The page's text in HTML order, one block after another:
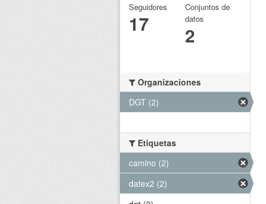
Seguidores
17
Conjuntos de
datos
2
Organizaciones
DGT (2)
Etiquetas
camino (2)
datex2 (2)